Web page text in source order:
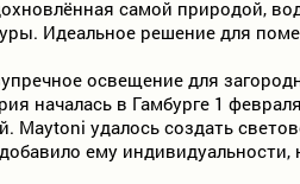
самой природой,
Идеальное решение для
освещение для
началась в Гамбурге 1
Maytoni удалось создать
ему